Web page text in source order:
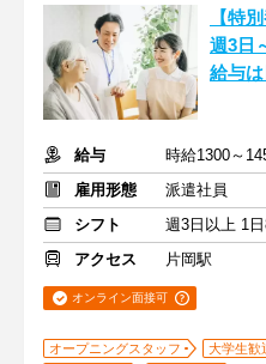
【特
週3日
給与
給与
時給1300～
雇用形態
派遣社員
シフト
週3日以上 1
アクセス
片岡駅
オンライン面接可
オープニングスタッフ 大学生歓